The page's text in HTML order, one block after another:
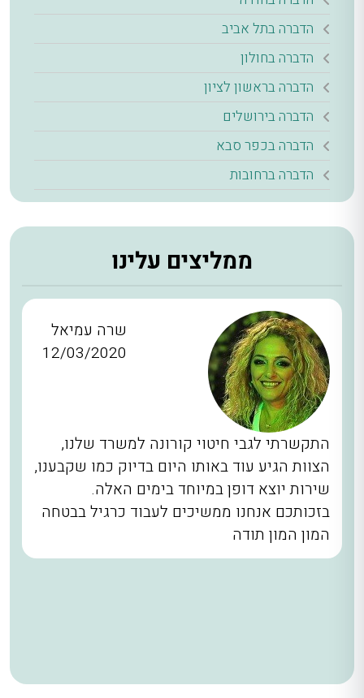
הדברה בתל אביב
הדברה בחולון
הדברה בראשון לציון
הדברה בירושלים
הדברה בכפר סבא
הדברה ברחובות
ממליצים עלינו
שרה עמיאל
12/03/2020
התקשרתי לגבי חיטוי קורונה למשרד שלנו,
הצוות הגיע עוד באותו היום בדיוק כמו שקבענו,
שירות יוצא דופן במיוחד בימים האלה.
בזכותכם אנחנו ממשיכים לעבוד כרגיל בבטחה
המון המון תודה